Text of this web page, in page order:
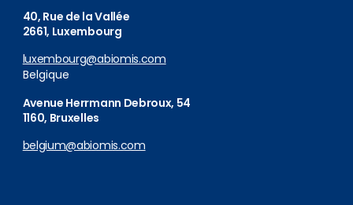
40, Rue de la Vallée
2661, Luxembourg
luxembourg@abiomis.com
Belgique
Avenue Herrmann Debroux, 54
1160, Bruxelles
belgium@abiomis.com